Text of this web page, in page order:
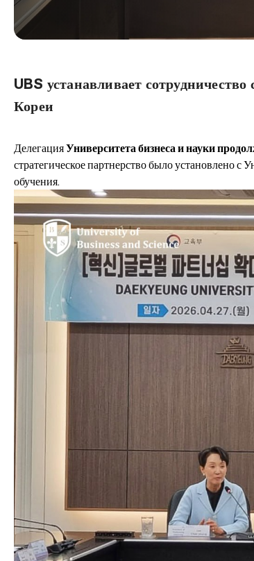
UBS устанавливает
Кореи
ДелегацияУниверситета бизнеса и науки
стратегическое партнерство было установлено
обучения.